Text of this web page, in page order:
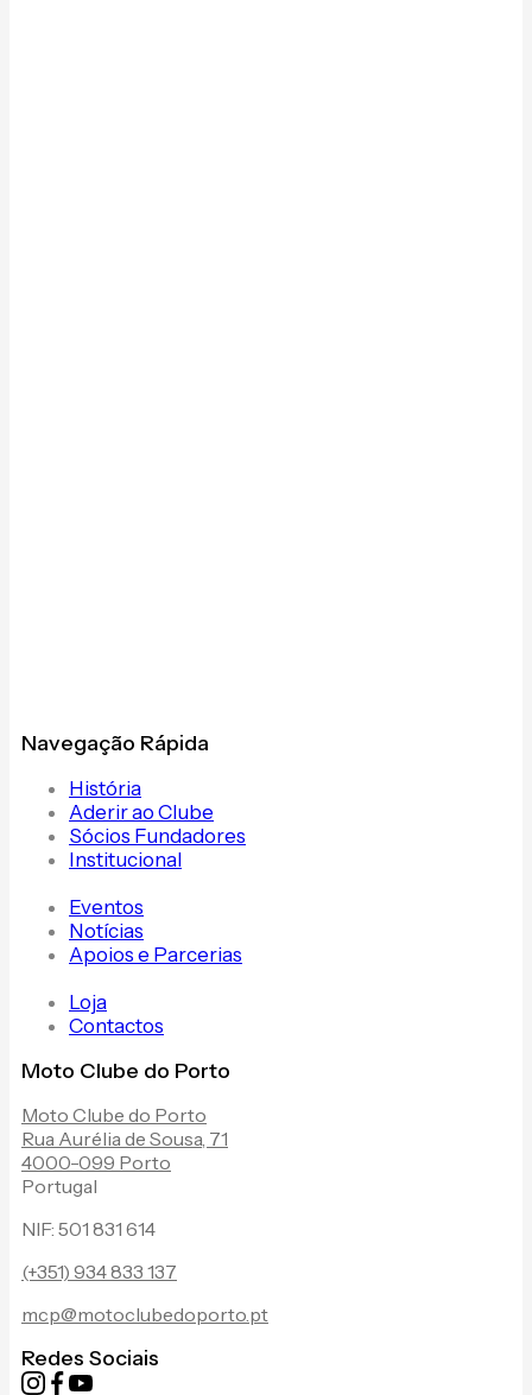
Navegação Rápida
História
Aderir ao Clube
Sócios Fundadores
Institucional
Eventos
Notícias
Apoios e Parcerias
Loja
Contactos
Moto Clube do Porto
Moto Clube do Porto
Rua Aurélia de Sousa, 71
4000-099 Porto
Portugal
NIF: 501 831 614
(+351) 934 833 137
mcp@motoclubedoporto.pt
Redes Sociais